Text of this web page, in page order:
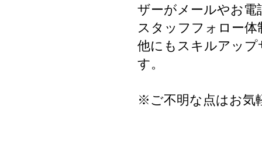
ザーがメールやお電
スタッフフォロー
他にもスキルアップ
す。
※ご不明な点はお気